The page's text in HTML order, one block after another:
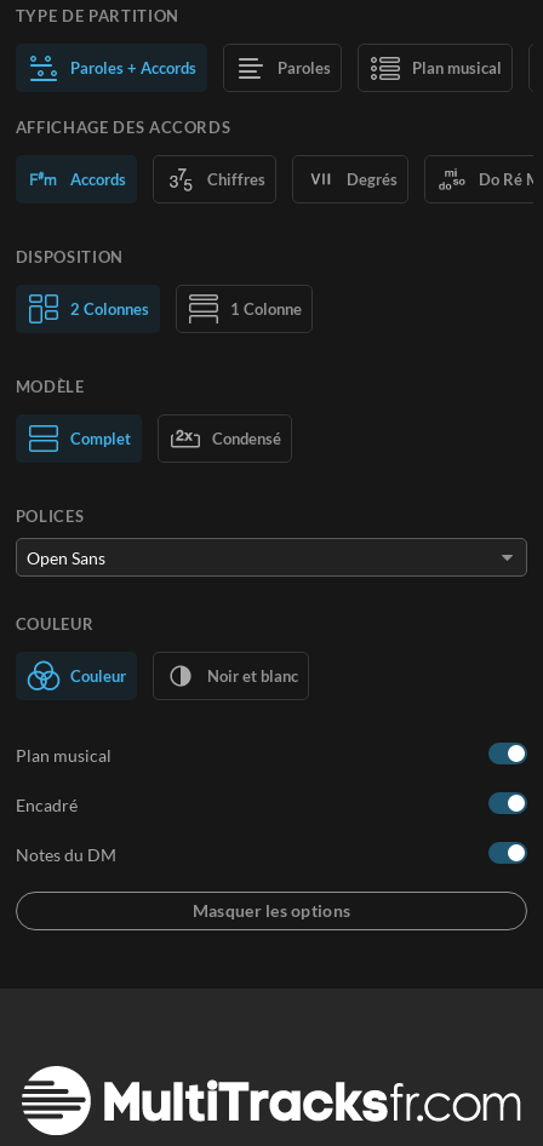
TYPE DE PARTITION
Paroles + Accords Paroles Plan musical
AFFICHAGE DES ACCORDS
Accords Chiffres Degrés Do Ré
DISPOSITION
2 Colonnes 1 Colonne
Normal Large
MODÈLE
Complet Condensé
POLICES
COULEUR
Couleur Noir et blanc
Plan musical
Encadré
Notes du DM